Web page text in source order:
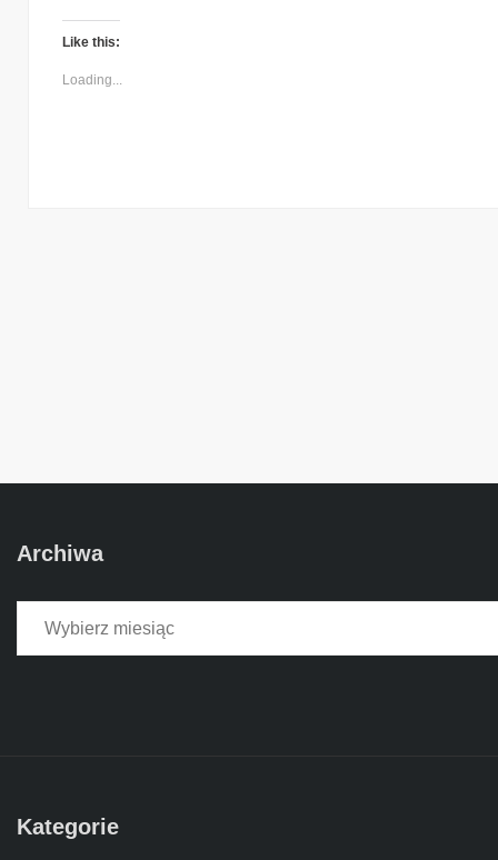
Like this:
Loading...
Archiwa
Kategorie